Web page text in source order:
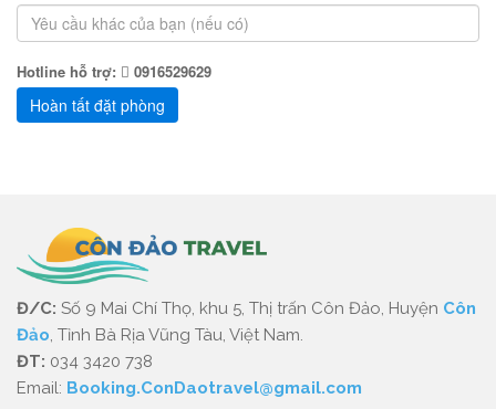
Hotline hỗ trợ: 0916529629
Đ/C: Số 9 Mai Chí Thọ, khu 5, Thị trấn Côn Đảo, Huyện Côn
Đảo, Tỉnh Bà Rịa Vũng Tàu, Việt Nam.
ĐT: 034 3420 738
Email: Booking.ConDaotravel@gmail.com